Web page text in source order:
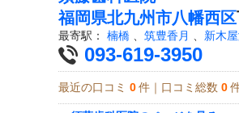
福岡県北九州市八幡西区
最寄駅： 楠橋 筑豊香月 新木
093-619-3950
最近の口コミ 0 件｜口コミ総数 0